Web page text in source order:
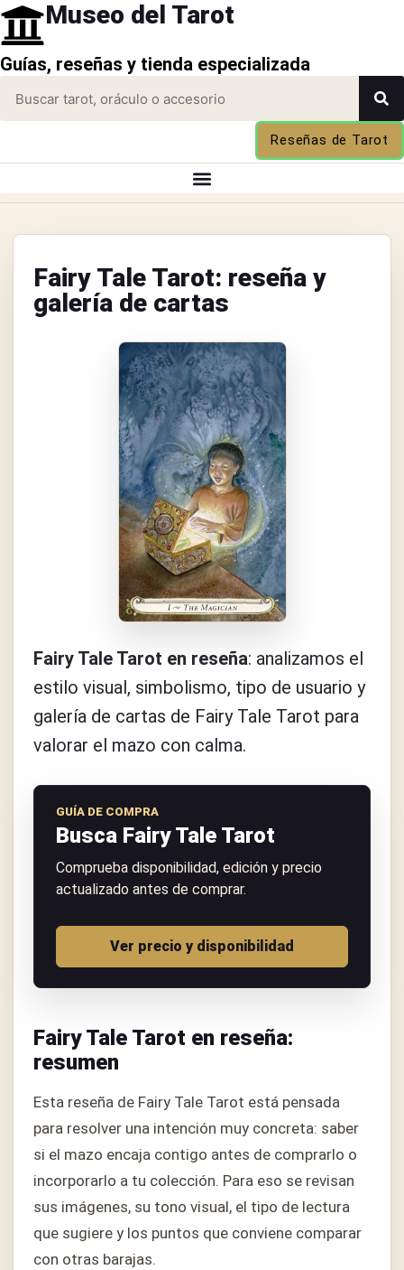
Museo del Tarot
Guías, reseñas y tienda especializada
Reseñas de Tarot
Fairy Tale Tarot: reseña y
galería de cartas
Fairy Tale Tarot en reseña: analizamos el
estilo visual, simbolismo, tipo de usuario y
galería de cartas de Fairy Tale Tarot para
valorar el mazo con calma.
GUÍA DE COMPRA
Busca Fairy Tale Tarot
Comprueba disponibilidad, edición y precio
actualizado antes de comprar.
Ver precio y disponibilidad
Fairy Tale Tarot en reseña:
resumen
Esta reseña de Fairy Tale Tarot está pensada
para resolver una intención muy concreta: saber
si el mazo encaja contigo antes de comprarlo o
incorporarlo a tu colección. Para eso se revisan
sus imágenes, su tono visual, el tipo de lectura
que sugiere y los puntos que conviene comparar
con otras barajas.